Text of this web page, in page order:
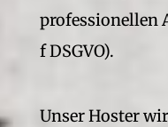
professionellen
f DSGVO).
Unser Hoster